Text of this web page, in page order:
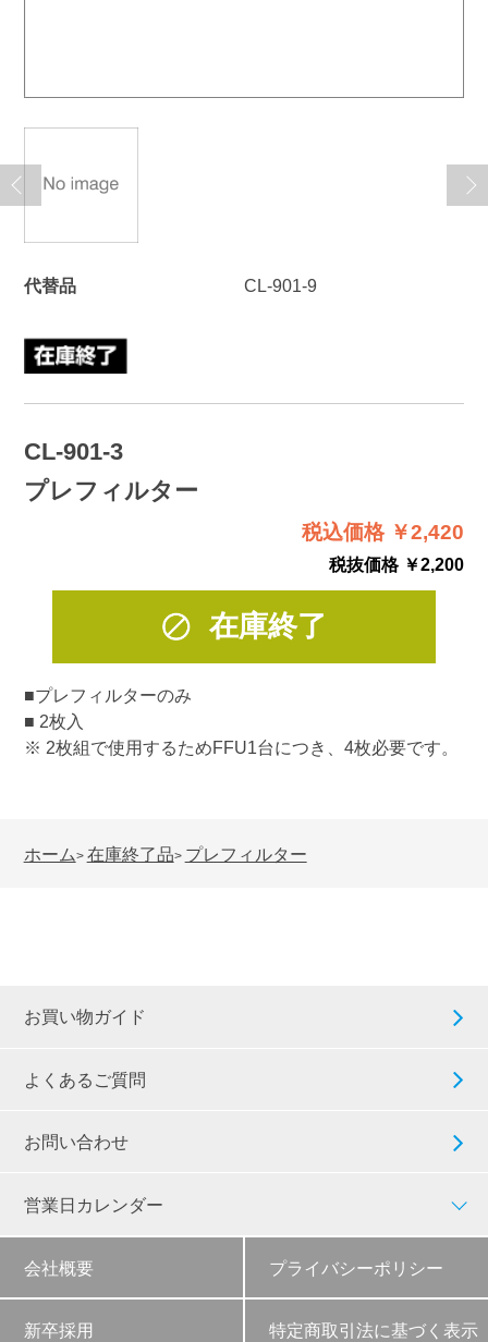
代替品 CL-901-9
CL-901-3
プレフィルター
税込価格 ￥2,420
税抜価格 ￥2,200
在庫終了
■プレフィルターのみ
■ 2枚入
※ 2枚組で使用するためFFU1台につき、4枚必要です。
ホーム> 在庫終了品> プレフィルター
お買い物ガイド
よくあるご質問
お問い合わせ
営業日カレンダー
会社概要 プライバシーポリシー
新卒採用 特定商取引法に基づく表示